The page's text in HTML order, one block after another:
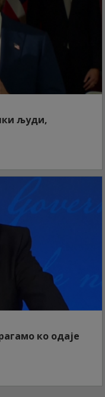
људи,
ко одаје